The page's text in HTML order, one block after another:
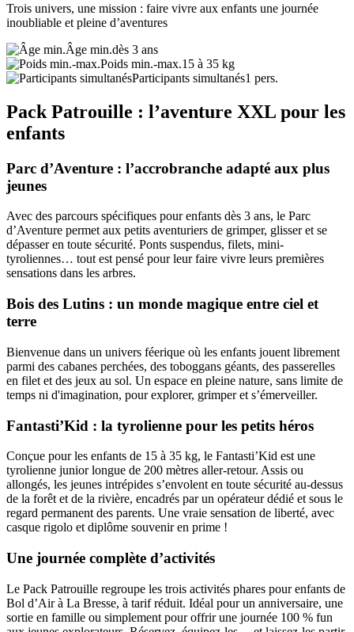
Trois univers, une mission : faire vivre aux enfants une journée
inoubliable et pleine d’aventures
Âge min.dès 3 ans
Poids min.-max.15 à 35 kg
Participants simultanés1 pers.
Pack Patrouille : l’aventure XXL pour les
enfants
Parc d’Aventure : l’accrobranche adapté aux plus
jeunes
Avec des parcours spécifiques pour enfants dès 3 ans, le Parc
d’Aventure permet aux petits aventuriers de grimper, glisser et se
dépasser en toute sécurité. Ponts suspendus, filets, mini-
tyroliennes… tout est pensé pour leur faire vivre leurs premières
sensations dans les arbres.
Bois des Lutins : un monde magique entre ciel et
terre
Bienvenue dans un univers féerique où les enfants jouent librement
parmi des cabanes perchées, des toboggans géants, des passerelles
en filet et des jeux au sol. Un espace en pleine nature, sans limite de
temps ni d'imagination, pour explorer, grimper et s’émerveiller.
Fantasti’Kid : la tyrolienne pour les petits héros
Conçue pour les enfants de 15 à 35 kg, le Fantasti’Kid est une
tyrolienne junior longue de 200 mètres aller-retour. Assis ou
allongés, les jeunes intrépides s’envolent en toute sécurité au-dessus
de la forêt et de la rivière, encadrés par un opérateur dédié et sous le
regard permanent des parents. Une vraie sensation de liberté, avec
casque rigolo et diplôme souvenir en prime !
Une journée complète d’activités
Le Pack Patrouille regroupe les trois activités phares pour enfants de
Bol d’Air à La Bresse, à tarif réduit. Idéal pour un anniversaire, une
sortie en famille ou simplement pour offrir une journée 100 % fun